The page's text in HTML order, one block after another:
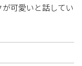
可愛いと話してい